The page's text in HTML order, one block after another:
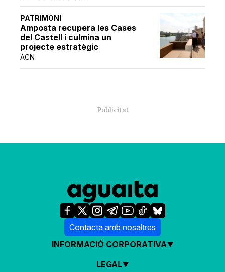
PATRIMONI
Amposta recupera les Cases
del Castell i culmina un
projecte estratègic
ACN
Contacta amb nosaltres
INFORMACIÓ CORPORATIVA
LEGAL